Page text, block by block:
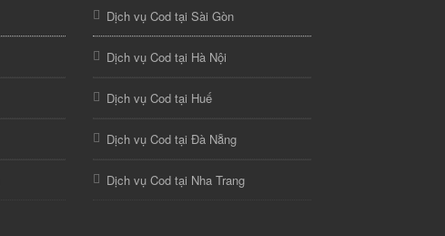
Dịch vụ Cod tại Sài Gòn
Dịch vụ Cod tại Hà Nội
Dịch vụ Cod tại Huế
Dịch vụ Cod tại Đà Nẵng
Dịch vụ Cod tại Nha Trang